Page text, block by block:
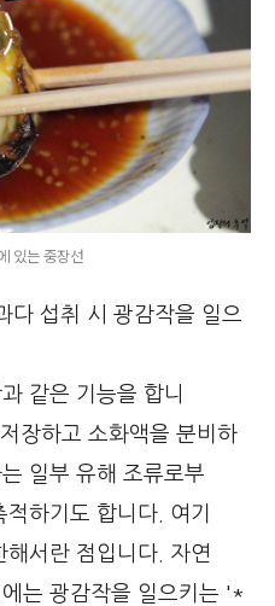
있는 중장선
섭취 시 광감작을 일으
같은 기능을 합니
장하고 소화액을 분비하
일부 유해 조류로부
하기도 합니다. 여기
서란 점입니다. 자연
는 광감작을 일으키는 '*